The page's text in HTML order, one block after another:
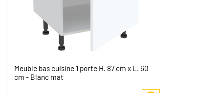
Meuble bas cuisine 1 porte H. 87 cm x L. 60
cm - Blanc mat